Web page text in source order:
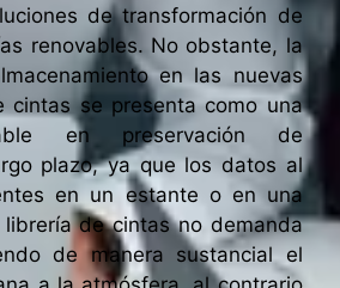
de transformación de
renovables. No obstante, la
en las nuevas
cintas se presenta como una
en preservación de
plazo, ya que los datos al
en un estante o en una
de cintas no demanda
de manera sustancial el